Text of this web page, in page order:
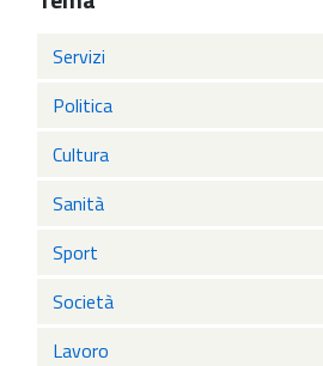
Servizi
Politica
Cultura
Sanità
Sport
Società
Lavoro